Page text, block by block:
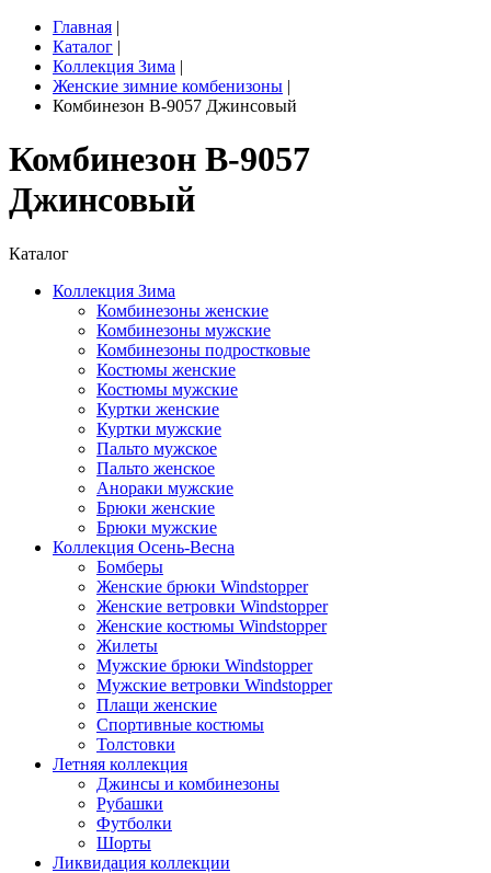
Главная |
Каталог |
Коллекция Зима |
Женские зимние комбенизоны |
Комбинезон B-9057 Джинсовый
Комбинезон B-9057
Джинсовый
Каталог
Коллекция Зима
Комбинезоны женские
Комбинезоны мужские
Комбинезоны подростковые
Костюмы женские
Костюмы мужские
Куртки женские
Куртки мужские
Пальто мужское
Пальто женское
Анораки мужские
Брюки женские
Брюки мужские
Коллекция Осень-Весна
Бомберы
Женские брюки Windstopper
Женские ветровки Windstopper
Женские костюмы Windstopper
Жилеты
Мужские брюки Windstopper
Мужские ветровки Windstopper
Плащи женские
Спортивные костюмы
Толстовки
Летняя коллекция
Джинсы и комбинезоны
Рубашки
Футболки
Шорты
Ликвидация коллекции